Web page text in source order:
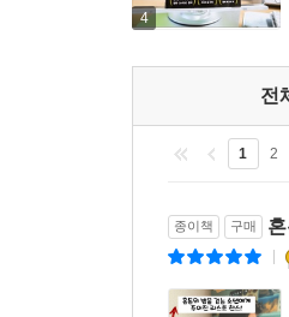
“내 마음을 산산이
소설은 아카데미
한층 넓은 감상의
『샤이』를 읽고
클레어 키건의 대
스크린에 아름답
4
전
1 2
종이책 구매